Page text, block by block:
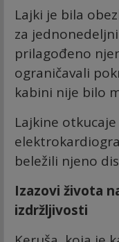
Lajki je bila
za
prilagođeno
ograničavali
kabini nije bilo
Lajkine
beležili njeno
Izazovi života
izdržljivosti